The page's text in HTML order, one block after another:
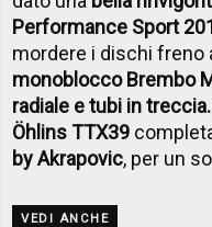
Performance Sport
mordere i dischi freno
monoblocco Brembo
radiale e tubi in treccia.
Öhlins TTX39
by Akrapovic, per un
VEDI ANCHE